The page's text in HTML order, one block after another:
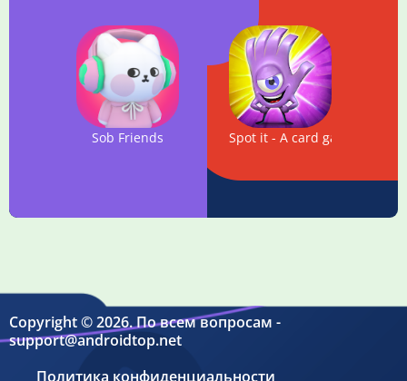
Sob Friends Spot it - A card game to
Copyright © 2026. По всем вопросам -
support@androidtop.net
Политика конфиденциальности